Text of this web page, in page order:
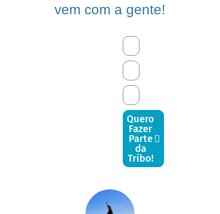
vem com a gente!
Quero
Fazer
Parte
da
Tribo!